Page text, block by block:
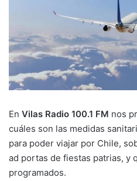
En Vilas Radio 100.1 FM nos
cuáles son las medidas
para poder viajar por Chile,
ad portas de fiestas patrias, y
programados.